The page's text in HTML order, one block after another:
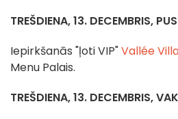
TREŠDIENA, 13. DECEMBRIS,
Iepirkšanās "ļoti VIP"Vallée
Menu Palais.
TREŠDIENA, 13. DECEMBRIS,